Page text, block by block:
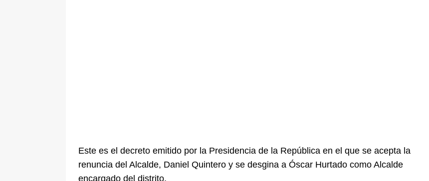
Este es el decreto emitido por la Presidencia de la República en el que se acepta la
renuncia del Alcalde, Daniel Quintero y se desgina a Óscar Hurtado como Alcalde
encargado del distrito.